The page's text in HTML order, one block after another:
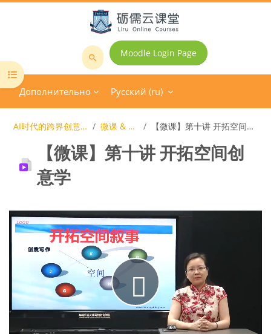
Перейти к основному содержанию
Поиск
Moodle Login Page
Дополнительно Русский ‎(ru)‎
Открыть оглавление курса
AI时代的跨界创意写作 微课 & 资源 【微课】第十讲 开拓空间创意学
【微课】第十讲 开拓空间创
意学
Требуемые условия завершения